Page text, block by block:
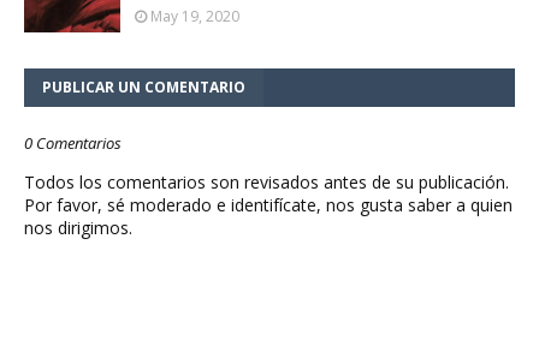
May 19, 2020
PUBLICAR UN COMENTARIO
0 Comentarios
Todos los comentarios son revisados antes de su publicación.
Por favor, sé moderado e identifícate, nos gusta saber a quien
nos dirigimos.